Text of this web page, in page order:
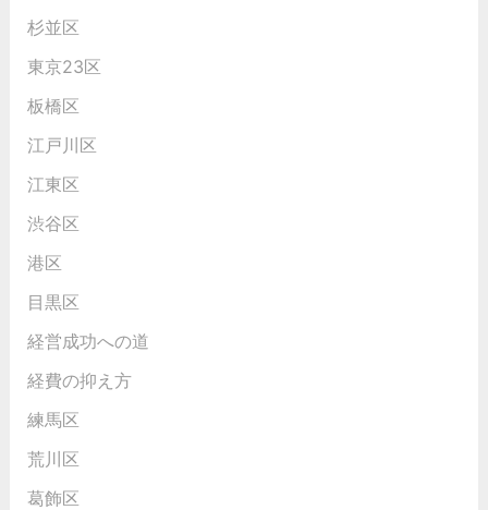
杉並区
東京23区
板橋区
江戸川区
江東区
渋谷区
港区
目黒区
経営成功への道
経費の抑え方
練馬区
荒川区
葛飾区